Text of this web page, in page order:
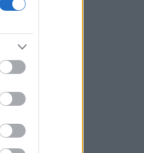
ΓΓΠΠ: Red Code την Κυριακή σε
αρκετές περιοχές της χώρας
κυβέρνηση της Κολομβίας
Τουρκία: Περιορίζει την εμπορική
ναυσιπλοΐα προς τη Μαύρη Θάλασσα
Ρωσία: Έπληξε φορτηγό πλοίο με όπλα
για την Ουκρανία ανοιχτά της Οδησσού
καμμία ανεμογεννήτρια στις
αναδασωτέες και πυρόπληκτες
περιοχές της Αττικής